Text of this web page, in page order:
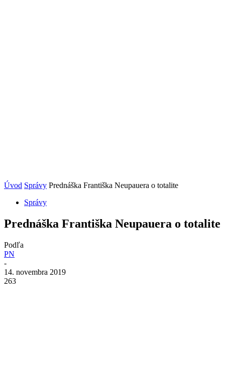
Úvod Správy Prednáška Františka Neupauera o totalite
Správy
Prednáška Františka Neupauera o totalite
Podľa
PN
-
14. novembra 2019
263